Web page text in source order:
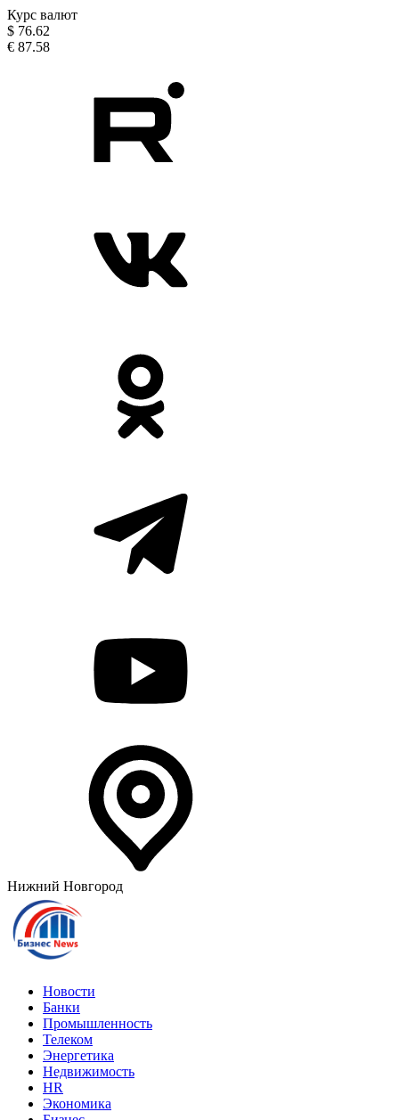
Курс валют
$ 76.62
€ 87.58
Нижний Новгород
Новости
Банки
Промышленность
Телеком
Энергетика
Недвижимость
HR
Экономика